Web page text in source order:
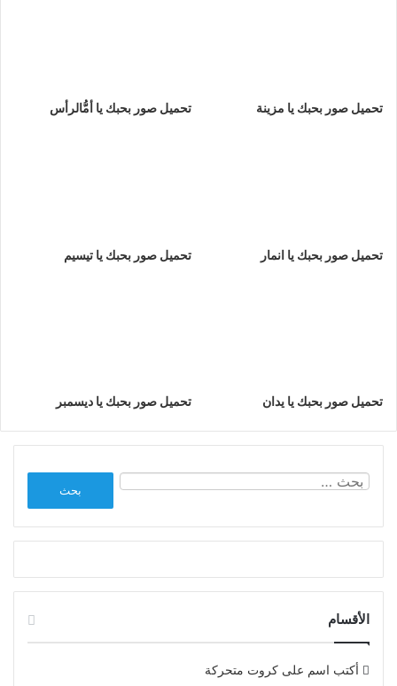
تحميل صور بحبك يا مزينة تحميل صور بحبك يا أمُّالرأس
تحميل صور بحبك يا انمار تحميل صور بحبك يا تيسيم
تحميل صور بحبك يا يدان تحميل صور بحبك يا ديسمبر
الأقسام
أكتب اسم على كروت متحركة